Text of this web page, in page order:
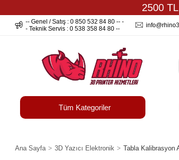
2500
-- Genel / Satış : 0 850 532 84 80 -- -
- Teknik Servis : 0 538 358 84 80 --
Tüm Kategoriler
Ana Sayfa 3D Yazıcı Elektronik Tabla Kalibrasyon